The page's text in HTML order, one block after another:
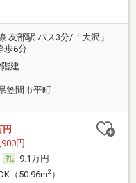
友部駅 バス3分/「大沢」
歩6分
建
笠間市平町
円
円
9.1万円
（50.96m2）